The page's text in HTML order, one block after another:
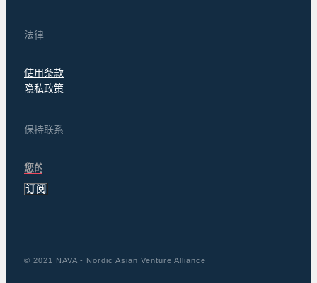
法律
使用条款
隐私政策
保持联系
订阅
© 2021 NAVA - Nordic Asian Venture Alliance